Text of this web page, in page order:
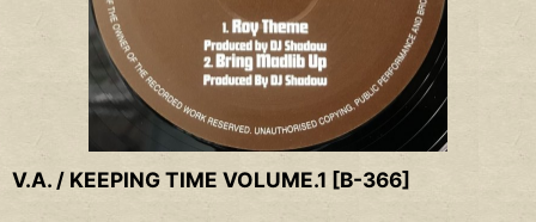
V.A. / KEEPING TIME VOLUME.1 [B-366]